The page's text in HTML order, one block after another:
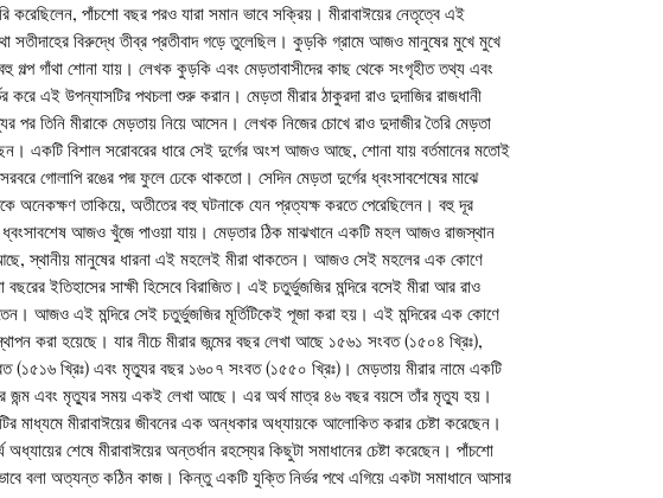
করেছিলেন, পাঁচশো বছর পরও যারা সমান ভাবে সক্রিয়। মীরাবাঈয়ের নেতৃত্বে এই
সতীদাহের বিরুদ্ধে তীব্র প্রতীবাদ গড়ে তুলেছিল। কুড়কি গ্রামে আজও মানুষের মুখে মুখে
বহু গল্প গাঁথা শোনা যায়। লেখক কুড়কি এবং মেড়তাবাসীদের কাছ থেকে সংগৃহীত তথ্য এবং
করে এই উপন্যাসটির পথচলা শুরু করান। মেড়তা মীরার ঠাকুরদা রাও দুদাজির রাজধানী
পর তিনি মীরাকে মেড়তায় নিয়ে আসেন। লেখক নিজের চোখে রাও দুদাজীর তৈরি মেড়তা
একটি বিশাল সরোবরের ধারে সেই দুর্গের অংশ আজও আছে, শোনা যায় বর্তমানের মতোই
গোলাপি রঙের পদ্ম ফুলে ঢেকে থাকতো। সেদিন মেড়তা দুর্গের ধ্বংসাবশেষের মাঝে
অনেকক্ষণ তাকিয়ে, অতীতের বহু ঘটনাকে যেন প্রত্যক্ষ করতে পেরেছিলেন। বহু দূর
ধ্বংসাবশেষ আজও খুঁজে পাওয়া যায়। মেড়তার ঠিক মাঝখানে একটি মহল আজও রাজস্থান
স্থানীয় মানুষের ধারনা এই মহলেই মীরা থাকতেন। আজও সেই মহলের এক কোণে
বছরের ইতিহাসের সাক্ষী হিসেবে বিরাজিত। এই চতুর্ভুজজির মন্দিরে বসেই মীরা আর রাও
আজও এই মন্দিরে সেই চতুর্ভুজজির মূর্তিটিকেই পূজা করা হয়। এই মন্দিরের এক কোণে
করা হয়েছে। যার নীচে মীরার জন্মের বছর লেখা আছে ১৫৬১ সংবত (১৫০৪ খ্রিঃ),
(১৫১৬ খ্রিঃ) এবং মৃত্যুর বছর ১৬০৭ সংবত (১৫৫০ খ্রিঃ)। মেড়তায় মীরার নামে একটি
জন্ম এবং মৃত্যুর সময় একই লেখা আছে। এর অর্থ মাত্র ৪৬ বছর বয়সে তাঁর মৃত্যু হয়।
মাধ্যমে মীরাবাঈয়ের জীবনের এক অন্ধকার অধ্যায়কে আলোকিত করার চেষ্টা করেছেন।
শেষে মীরাবাঈয়ের অন্তর্ধান রহস্যের কিছুটা সমাধানের চেষ্টা করেছেন। পাঁচশো
বলা অত্যন্ত কঠিন কাজ। কিন্তু একটি যুক্তি নির্ভর পথে এগিয়ে একটা সমাধানে আসার